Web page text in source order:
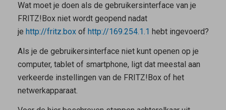
Wat moet je doen als de gebruikersinterface van je
FRITZ!Box niet wordt geopend nadat
je http://fritz.boxof http://169.254.1.1 hebt ingevoerd?
Als je de gebruikersinterface niet kunt openen op je
computer, tablet of smartphone, ligt dat meestal aan
verkeerde instellingen van de FRITZ!Box of het
netwerkapparaat.